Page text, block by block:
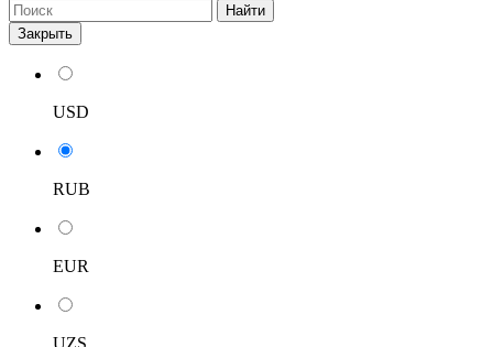
Найти
Закрыть
USD
RUB
EUR
UZS